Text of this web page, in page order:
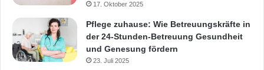
17. Oktober 2025
Pflege zuhause: Wie Betreuungskräfte in
der 24-Stunden-Betreuung Gesundheit
und Genesung fördern
23. Juli 2025